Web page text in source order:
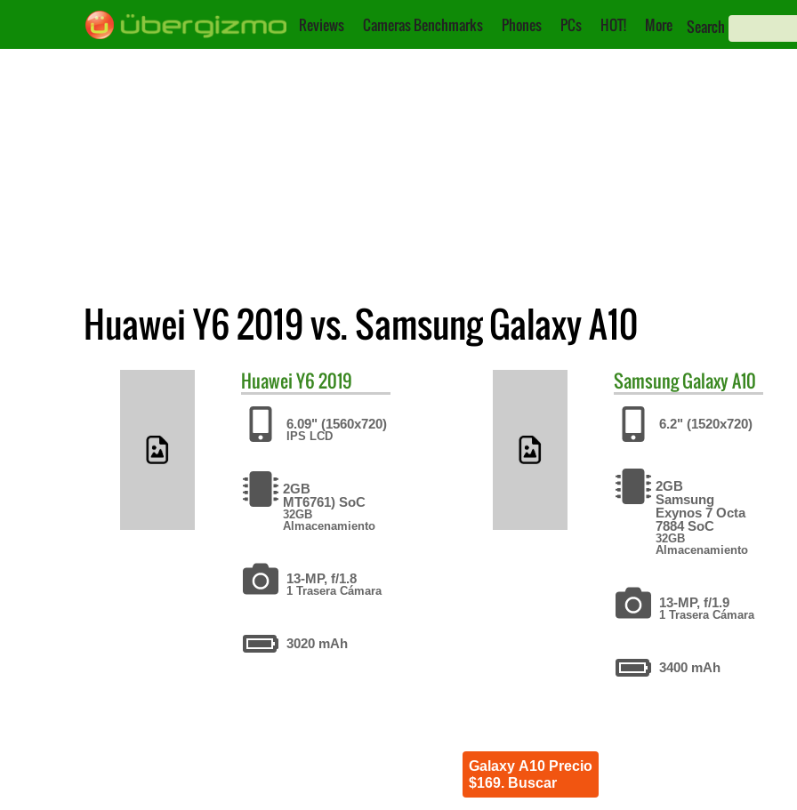
Reviews Cameras Benchmarks Phones PCs HOT! More Search
Huawei Y6 2019 vs. Samsung Galaxy A10
HuaweiY6 2019
6.09" (1560x720)
IPS LCD
2GB
MT6761) SoC
32GB
Almacenamiento
13-MP, f/1.8
1 Trasera Cámara
3020 mAh
SamsungGalaxy A10
6.2" (1520x720)
2GB
Samsung
Exynos 7 Octa
7884 SoC
32GB
Almacenamiento
13-MP, f/1.9
1 Trasera Cámara
3400 mAh
Galaxy A10 Precio
$169. Buscar